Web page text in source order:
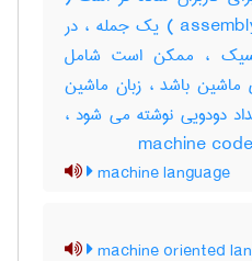
نگاه کنید به assembly language ) یک جمله ، در
، ممکن است شامل
ماشین باشد ، زبان ماشین
دودویی نوشته می شود ،
machine language
machine oriented